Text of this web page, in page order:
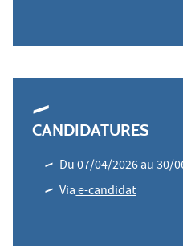
CANDIDATURES
Du 07/04/2026 au 30/
Viae-candidat